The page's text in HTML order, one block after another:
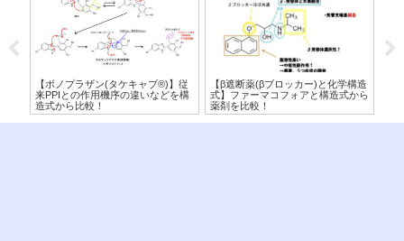
【ボノプラザン(タケキャブ®︎)】従
来PPIとの作用機序の違いなどを構
造式から比較！
【β遮断薬(βブロッカー)と化学構造
式】ファーマコフォアと構造式から
薬剤を比較！